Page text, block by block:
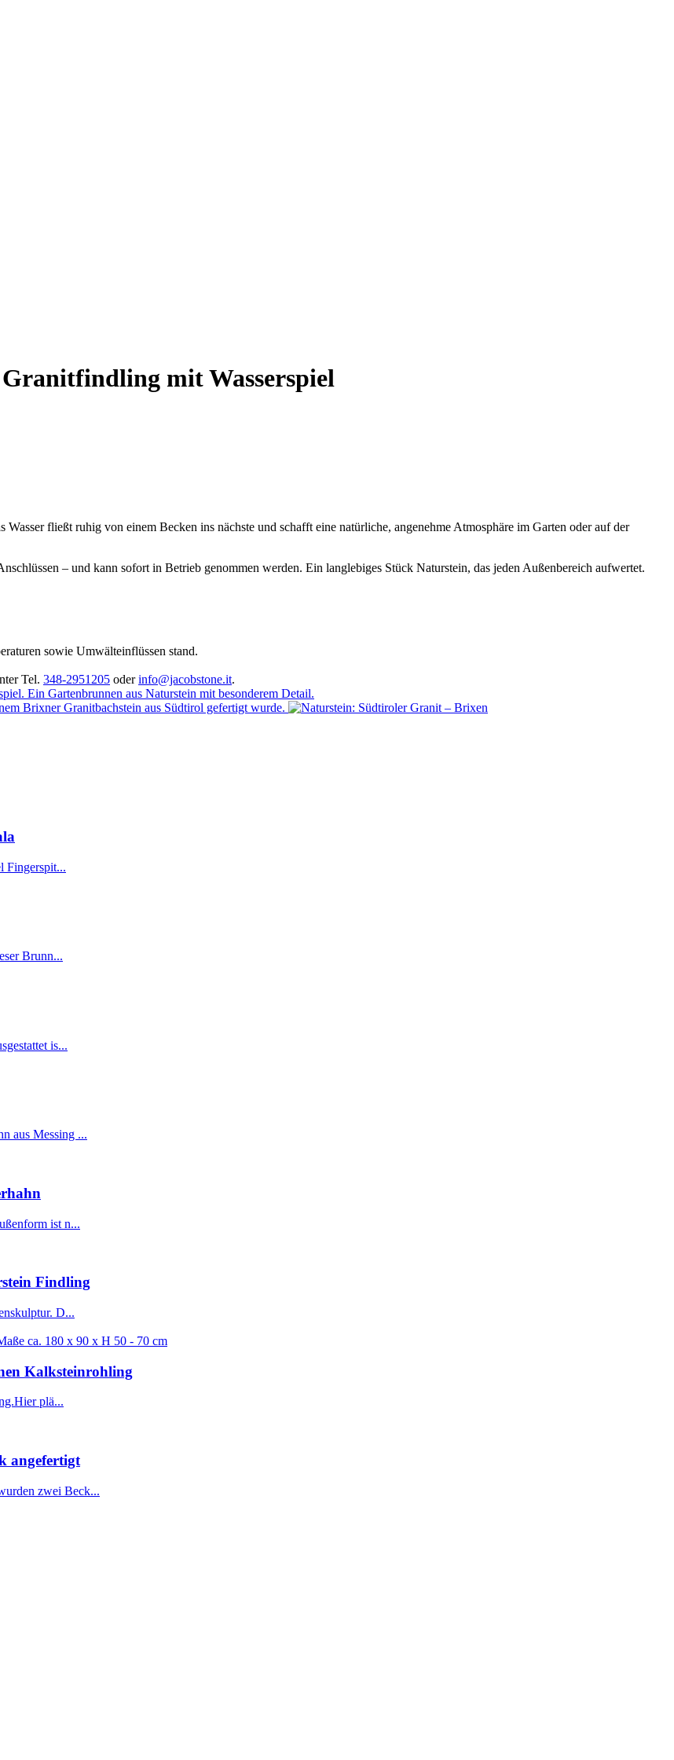
mit Wasserspiel
fließt ruhig von einem Becken ins nächste und schafft eine natürliche, angenehme Atmosphäre im Garten oder auf der
– und kann sofort in Betrieb genommen werden. Ein langlebiges Stück Naturstein, das jeden Außenbereich aufwertet.
sowie Umwälteinflüssen stand.
Tel. 348-2951205 oderinfo@jacobstone.it.
Fingerspit...
Brunn...
is...
aus Messing ...
ist n...
Findling
D...
Kalksteinrohling
plä...
angefertigt
zwei Beck...